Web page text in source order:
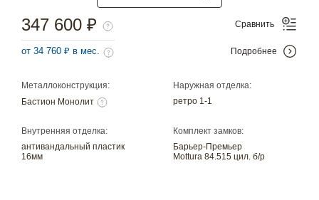
Металлоконструкция:
Бастион Монолит
Наружная отделка:
ретро 1-1
Внутренняя отделка:
антивандальный пластик
16мм
Комплект замков:
Барьер-Премьер
Mottura 84.515 цил. б/р
347 600 ₽
от 34 760 ₽ в мес.
Сравнить
Подробнее